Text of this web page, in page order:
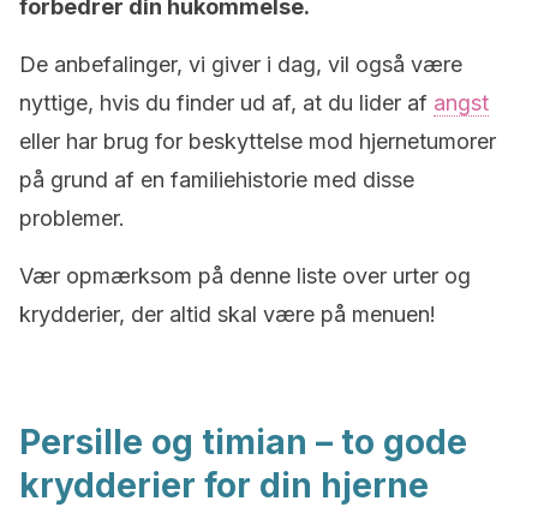
forbedrer din hukommelse.
De anbefalinger, vi giver i dag, vil også være
nyttige, hvis du finder ud af, at du lider af angst
eller har brug for beskyttelse mod hjernetumorer
på grund af en familiehistorie med disse
problemer.
Vær opmærksom på denne liste over urter og
krydderier, der altid skal være på menuen!
Persille og timian – to gode
krydderier for din hjerne